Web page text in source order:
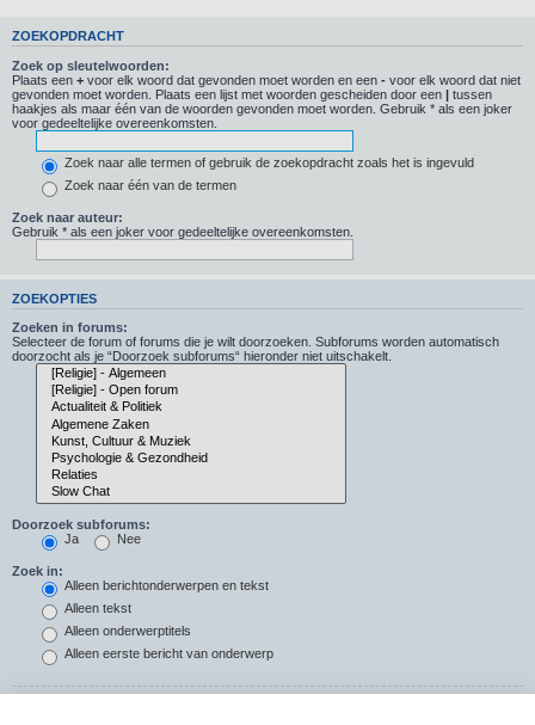
ZOEKOPDRACHT
Zoek op sleutelwoorden:
Plaats een + voor elk woord dat gevonden moet worden en een - voor elk woord dat niet
gevonden moet worden. Plaats een lijst met woorden gescheiden door een | tussen
haakjes als maar één van de woorden gevonden moet worden. Gebruik * als een joker
voor gedeeltelijke overeenkomsten.
Zoek naar alle termen of gebruik de zoekopdracht zoals het is ingevuld
Zoek naar één van de termen
Zoek naar auteur:
Gebruik * als een joker voor gedeeltelijke overeenkomsten.
ZOEKOPTIES
Zoeken in forums:
Selecteer de forum of forums die je wilt doorzoeken. Subforums worden automatisch
doorzocht als je “Doorzoek subforums“ hieronder niet uitschakelt.
Doorzoek subforums:
Ja
Nee
Zoek in:
Alleen berichtonderwerpen en tekst
Alleen tekst
Alleen onderwerptitels
Alleen eerste bericht van onderwerp